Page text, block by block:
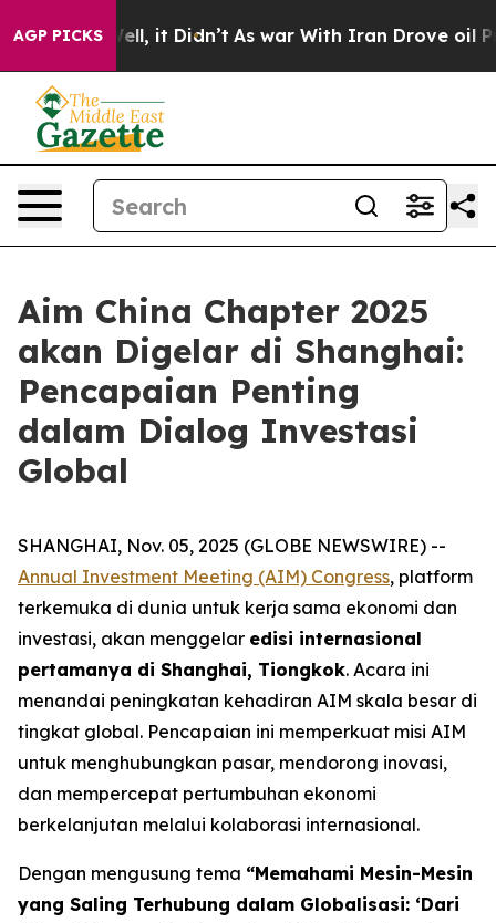
AGP PICKS
40%. Well, it Didn’t As war With Iran Drove oil
Aim China Chapter 2025
akan Digelar di Shanghai:
Pencapaian Penting
dalam Dialog Investasi
Global
SHANGHAI, Nov. 05, 2025 (GLOBE NEWSWIRE) --
Annual Investment Meeting (AIM) Congress, platform
terkemuka di dunia untuk kerja sama ekonomi dan
investasi, akan menggelar edisi internasional
pertamanya di Shanghai, Tiongkok. Acara ini
menandai peningkatan kehadiran AIM skala besar di
tingkat global. Pencapaian ini memperkuat misi AIM
untuk menghubungkan pasar, mendorong inovasi,
dan mempercepat pertumbuhan ekonomi
berkelanjutan melalui kolaborasi internasional.
Dengan mengusung tema “Memahami Mesin-Mesin
yang Saling Terhubung dalam Globalisasi: ‘Dari